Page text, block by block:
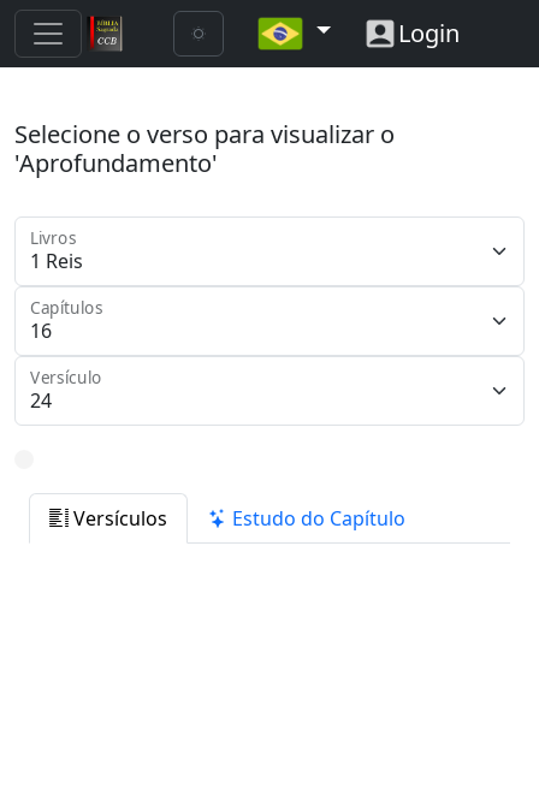
Login
Selecione o verso para visualizar o
'Aprofundamento'
Livros
Capítulos
Versículo
Versículos Estudo do Capítulo